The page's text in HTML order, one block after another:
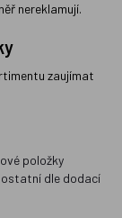
nereklamují.
zaujímat
položky
ostatní dle dodací